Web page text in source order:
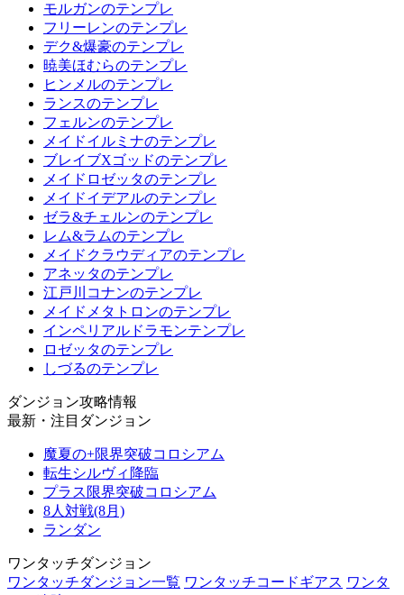
モルガンのテンプレ
フリーレンのテンプレ
デク&爆豪のテンプレ
暁美ほむらのテンプレ
ヒンメルのテンプレ
ランスのテンプレ
フェルンのテンプレ
メイドイルミナのテンプレ
ブレイブXゴッドのテンプレ
メイドロゼッタのテンプレ
メイドイデアルのテンプレ
ゼラ&チェルンのテンプレ
レム&ラムのテンプレ
メイドクラウディアのテンプレ
アネッタのテンプレ
江戸川コナンのテンプレ
メイドメタトロンのテンプレ
インペリアルドラモンテンプレ
ロゼッタのテンプレ
しづるのテンプレ
ダンジョン攻略情報
最新・注目ダンジョン
魔夏の+限界突破コロシアム
転生シルヴィ降臨
プラス限界突破コロシアム
8人対戦(8月)
ランダン
ワンタッチダンジョン
ワンタッチダンジョン一覧 ワンタッチコードギアス ワンタ